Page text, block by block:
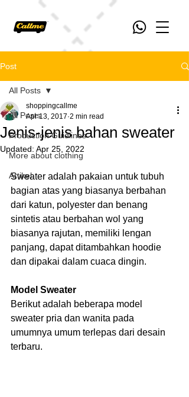
Post
All Posts
Production Guidlines
More about clothing
Artikel
All Posts
Jenis-jenis bahan sweater
shoppingcallme
Apr 13, 2017 2 min read
Updated: Apr 25, 2022
Sweater adalah pakaian untuk tubuh
bagian atas yang biasanya berbahan
dari katun, polyester dan benang
sintetis atau berbahan wol yang
biasanya rajutan, memiliki lengan
panjang, dapat ditambahkan hoodie
dan dipakai dalam cuaca dingin.
Model Sweater
Berikut adalah beberapa model
sweater pria dan wanita pada
umumnya umum terlepas dari desain
terbaru.